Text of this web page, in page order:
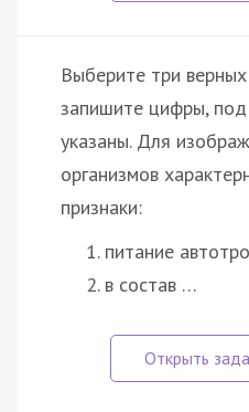
Выберите три
запишите цифры,
указаны. Для
организмов
признаки:
питание
в состав …